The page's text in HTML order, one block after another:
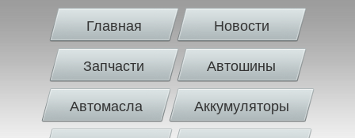
Главная Новости
Запчасти Автошины
Автомасла Аккумуляторы